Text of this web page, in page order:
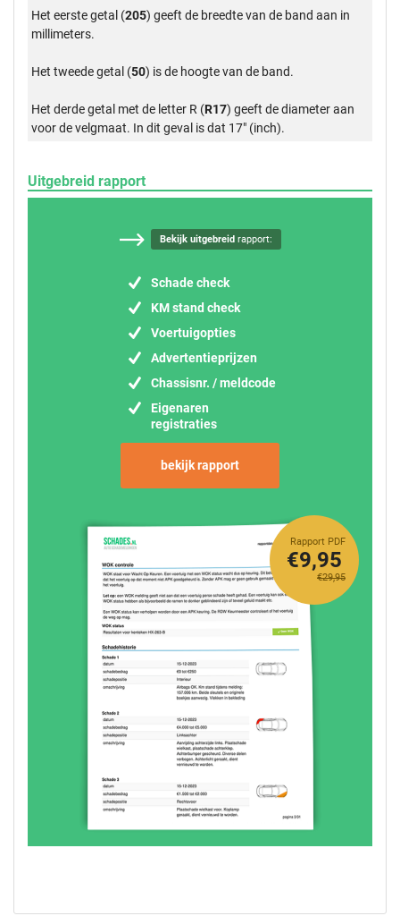
Het eerste getal (205) geeft de breedte van de band aan in
millimeters.
Het tweede getal (50) is de hoogte van de band.
Het derde getal met de letter R (R17) geeft de diameter aan
voor de velgmaat. In dit geval is dat 17" (inch).
Uitgebreid rapport
Bekijk uitgebreid rapport:
Schade check
KM stand check
Voertuigopties
Advertentieprijzen
Chassisnr. / meldcode
Eigenaren
registraties
bekijk rapport
Rapport PDF
€29,95
€9,95